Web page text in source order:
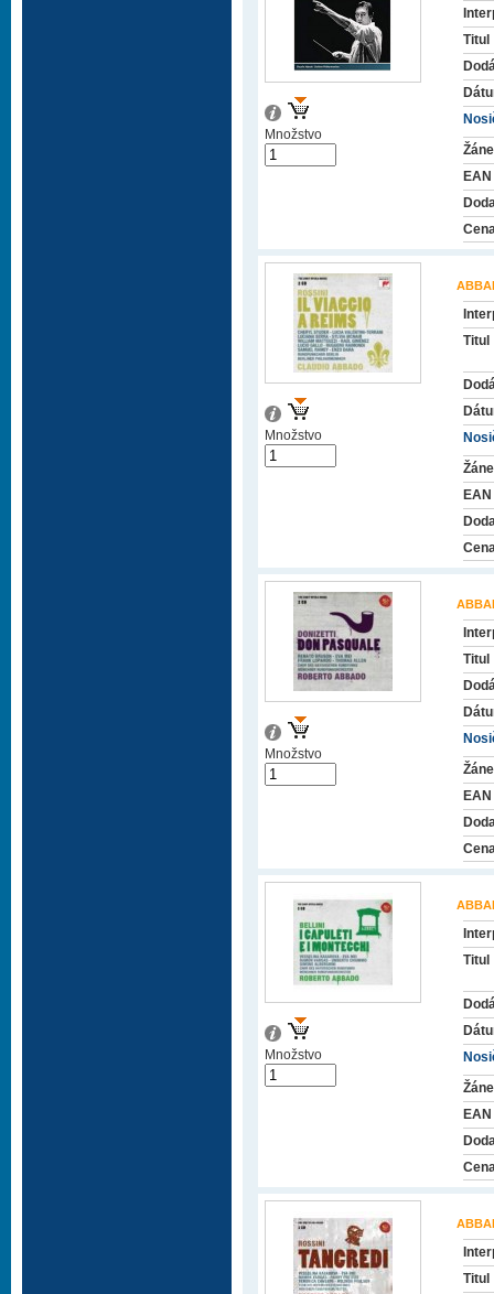
Titul
EAN
Množstvo
Titul
EAN
Množstvo
Titul
EAN
Množstvo
Titul
EAN
Množstvo
Titul